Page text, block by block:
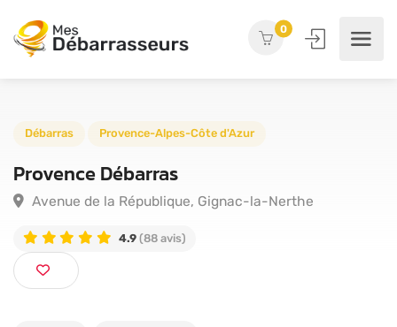
0
Provence Débarras